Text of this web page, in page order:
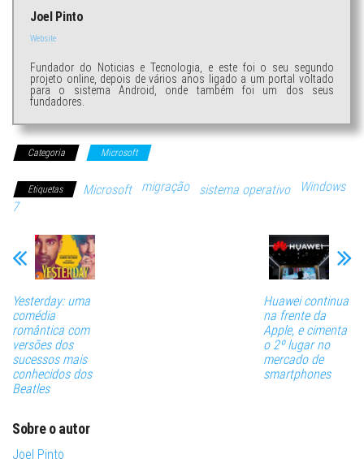
Joel Pinto
Website
Fundador do Noticias e Tecnologia, e este foi o seu segundo
projeto online, depois de vários anos ligado a um portal voltado
para o sistema Android, onde também foi um dos seus
fundadores.
Categoria Microsoft
Etiquetas Microsoft migração sistema operativo
Windows
7
Yesterday: uma
comédia
romântica com
versões dos
sucessos mais
conhecidos dos
Beatles
Huawei continua
na frente da
Apple, e cimenta
o 2º lugar no
mercado de
smartphones
Sobre o autor
Joel Pinto